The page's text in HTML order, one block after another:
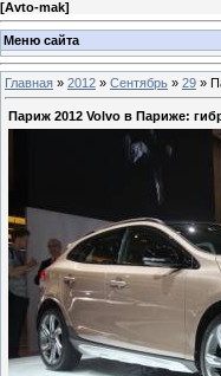
[Avto-mak]
Меню сайта
Главная » 2012 » Сентябрь » 29 »
Париж 2012 Volvo в Париже: